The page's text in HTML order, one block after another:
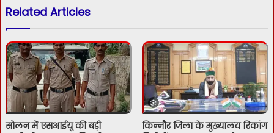
Related Articles
सोलन में एसआईयू की बड़ी
किन्नौर जिला के मुख्यालय रिकांग